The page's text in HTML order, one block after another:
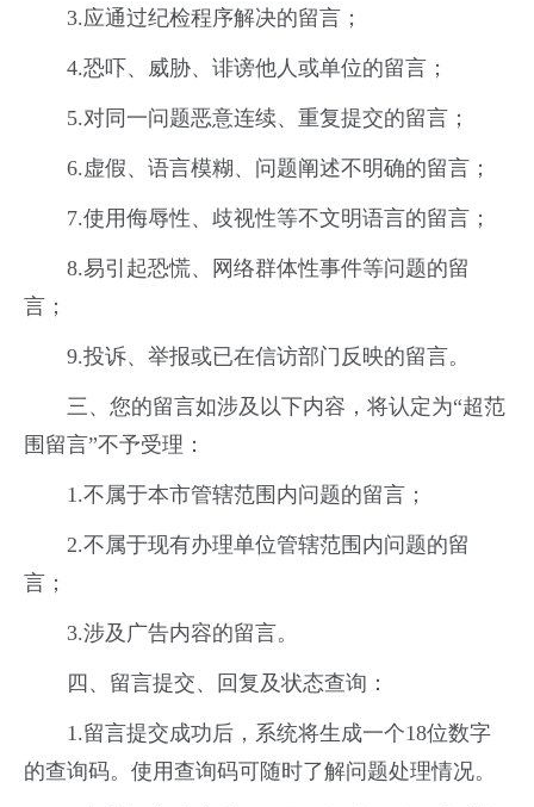
3.应通过纪检程序解决的留言；
4.恐吓、威胁、诽谤他人或单位的留言；
5.对同一问题恶意连续、重复提交的留言；
6.虚假、语言模糊、问题阐述不明确的留言；
7.使用侮辱性、歧视性等不文明语言的留言；
8.易引起恐慌、网络群体性事件等问题的留
言；
9.投诉、举报或已在信访部门反映的留言。
三、您的留言如涉及以下内容，将认定为“超范
围留言”不予受理：
1.不属于本市管辖范围内问题的留言；
2.不属于现有办理单位管辖范围内问题的留
言；
3.涉及广告内容的留言。
四、留言提交、回复及状态查询：
1.留言提交成功后，系统将生成一个18位数字
的查询码。使用查询码可随时了解问题处理情况。